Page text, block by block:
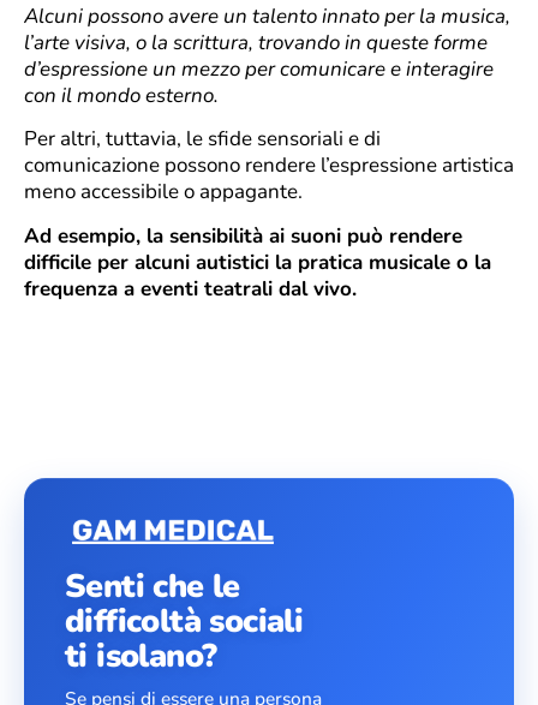
Alcuni possono avere un talento innato per la musica,
l’arte visiva, o la scrittura, trovando in queste forme
d’espressione un mezzo per comunicare e interagire
con il mondo esterno.
Per altri, tuttavia, le sfide sensoriali e di
comunicazione possono rendere l’espressione artistica
meno accessibile o appagante.
Ad esempio, la sensibilità ai suoni può rendere
difficile per alcuni autistici la pratica musicale o la
frequenza a eventi teatrali dal vivo.
Senti che le
difficoltà sociali
ti isolano?
Se pensi di essere una persona